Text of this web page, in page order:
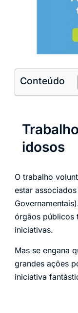
Conteúdo
idosos
O trabalho
estar
órgãos públicos
iniciativas.
Mas se engana
grandes ações
iniciativa